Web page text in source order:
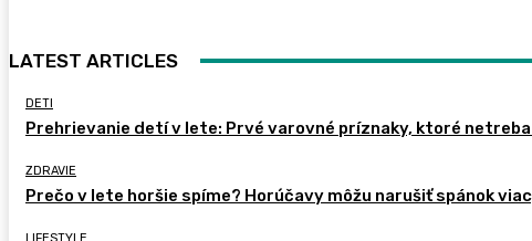
LATEST ARTICLES
DETI
Prehrievanie detí v lete: Prvé varovné príznaky, ktoré
ZDRAVIE
Prečo v lete horšie spíme? Horúčavy môžu narušiť spánok